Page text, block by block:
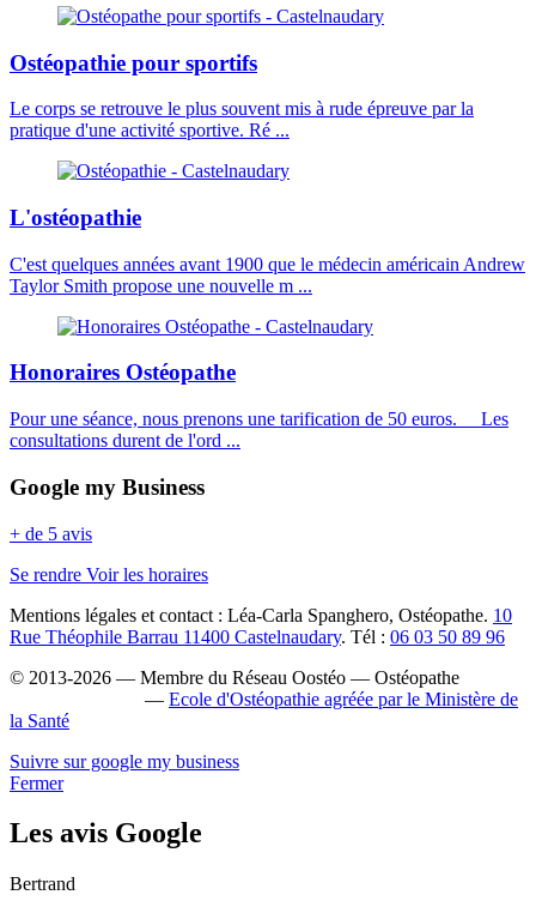
Ostéopathie pour sportifs
Le corps se retrouve le plus souvent mis à rude épreuve par la
pratique d'une activité sportive. Ré ...
L'ostéopathie
C'est quelques années avant 1900 que le médecin américain Andrew
Taylor Smith propose une nouvelle m ...
Honoraires Ostéopathe
Pour une séance, nous prenons une tarification de 50 euros. Les
consultations durent de l'ord ...
Google my Business
+ de 5 avis
Se rendre Voir les horaires
Mentions légales et contact : Léa-Carla Spanghero, Ostéopathe. 10
Rue Théophile Barrau 11400 Castelnaudary. Tél : 06 03 50 89 96
© 2013-2026 — Membre du Réseau Oostéo — Ostéopathe
— Ecole d'Ostéopathie agréée par le Ministère de
la Santé
Suivre sur google my business
Fermer
Les avis Google
Bertrand